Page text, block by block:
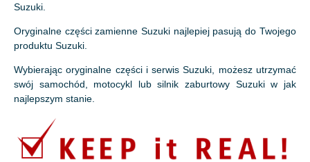
Suzuki.
Oryginalne części zamienne Suzuki najlepiej pasują do Twojego
produktu Suzuki.
Wybierając oryginalne części i serwis Suzuki, możesz utrzymać
swój samochód, motocykl lub silnik zaburtowy Suzuki w jak
najlepszym stanie.